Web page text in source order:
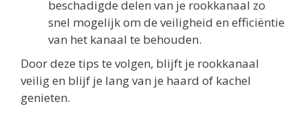
beschadigde delen van je rookkanaal zo
snel mogelijk om de veiligheid en efficiëntie
van het kanaal te behouden.
Door deze tips te volgen, blijft je rookkanaal
veilig en blijf je lang van je haard of kachel
genieten.